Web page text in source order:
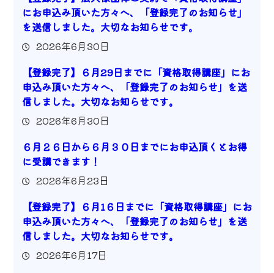
にお申込み頂いた方々へ、「登録完了のお知らせ」
を送信しました。大切なお知らせです。
2026年6月30日
【登録完了】６月29日までに「資格取得講座」にお
申込み頂いた方々へ、「登録完了のお知らせ」を送
信しました。大切なお知らせです。
2026年6月30日
６月２６日から６月３０日までにお申込頂くとお得
に受講できます！
2026年6月23日
【登録完了】６月1６日までに「資格取得講座」にお
申込み頂いた方々へ、「登録完了のお知らせ」を送
信しました。大切なお知らせです。
2026年6月17日